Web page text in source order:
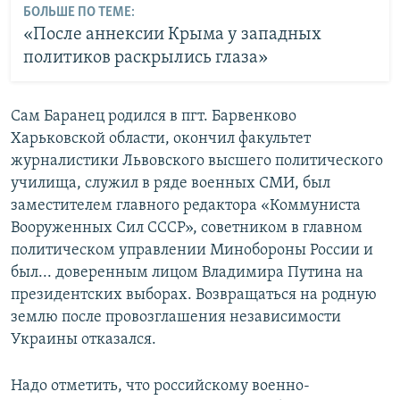
БОЛЬШЕ ПО ТЕМЕ:
«После аннексии Крыма у западных
политиков раскрылись глаза»
Сам Баранец родился в пгт. Барвенково
Харьковской области, окончил факультет
журналистики Львовского высшего политического
училища, служил в ряде военных СМИ, был
заместителем главного редактора «Коммуниста
Вооруженных Сил СССР», советником в главном
политическом управлении Минобороны России и
был... доверенным лицом Владимира Путина на
президентских выборах. Возвращаться на родную
землю после провозглашения независимости
Украины отказался.
Надо отметить, что российскому военно-